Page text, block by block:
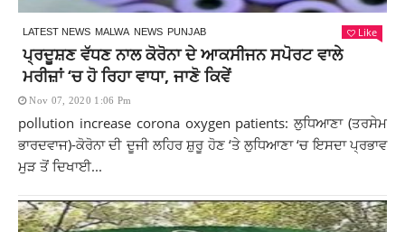
LATEST NEWS MALWA NEWS PUNJAB Like
ਪ੍ਰਦੂਸ਼ਣ ਵੱਧਣ ਨਾਲ ਕੋਰੋਨਾ ਦੇ ਆਕਸੀਜਨ ਸਪੋਰਟ ਵਾਲੇ
ਮਰੀਜ਼ਾਂ ‘ਚ ਹੋ ਰਿਹਾ ਵਾਧਾ, ਜਾਣੋ ਕਿਵੇਂ
Nov 07, 2020 1:06 Pm
pollution increase corona oxygen patients: ਲੁਧਿਆਣਾ (ਤਰਸੇਮ
ਭਾਰਦਵਾਜ)-ਕੋਰੋਨਾ ਦੀ ਦੂਜੀ ਲਹਿਰ ਸ਼ੁਰੂ ਹੋਣ ‘ਤੇ ਲੁਧਿਆਣਾ ‘ਚ ਇਸਦਾ ਪ੍ਰਭਾਵ
ਮੁੜ ਤੋਂ ਦਿਖਾਈ...